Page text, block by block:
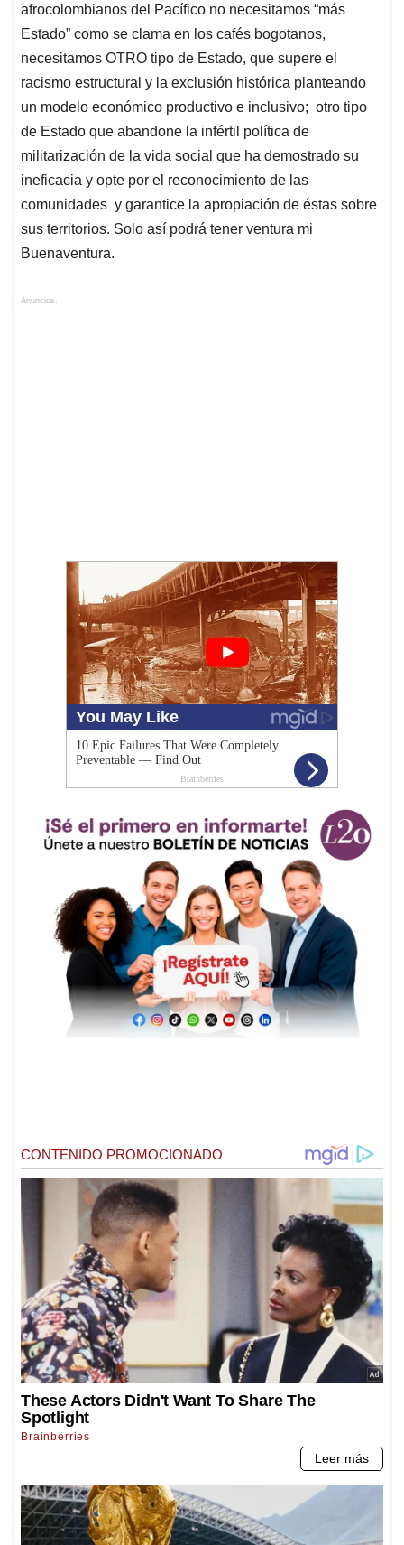
afrocolombianos del Pacífico no necesitamos “más
Estado” como se clama en los cafés bogotanos,
necesitamos OTRO tipo de Estado, que supere el
racismo estructural y la exclusión histórica planteando
un modelo económico productivo e inclusivo; otro tipo
de Estado que abandone la infértil política de
militarización de la vida social que ha demostrado su
ineficacia y opte por el reconocimiento de las
comunidades y garantice la apropiación de éstas sobre
sus territorios. Solo así podrá tener ventura mi
Buenaventura.
Anuncios.